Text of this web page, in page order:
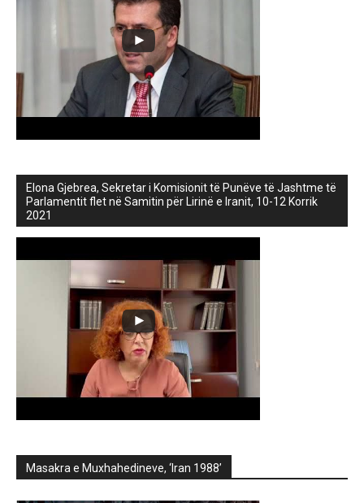
Elona Gjebrea, Sekretar i Komisionit të Punëve të Jashtme të
Parlamentit flet në Samitin për Lirinë e Iranit, 10-12 Korrik
2021
Masakra e Muxhahedineve, ‘Iran 1988’